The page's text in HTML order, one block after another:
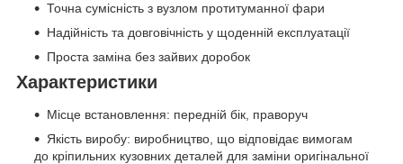
Точна сумісність з вузлом протитуманної фари
Надійність та довговічність у щоденній експлуатації
Проста заміна без зайвих доробок
Характеристики
Місце встановлення: передній бік, праворуч
Якість виробу: виробництво, що відповідає вимогам
до кріпильних кузовних деталей для заміни оригінальної